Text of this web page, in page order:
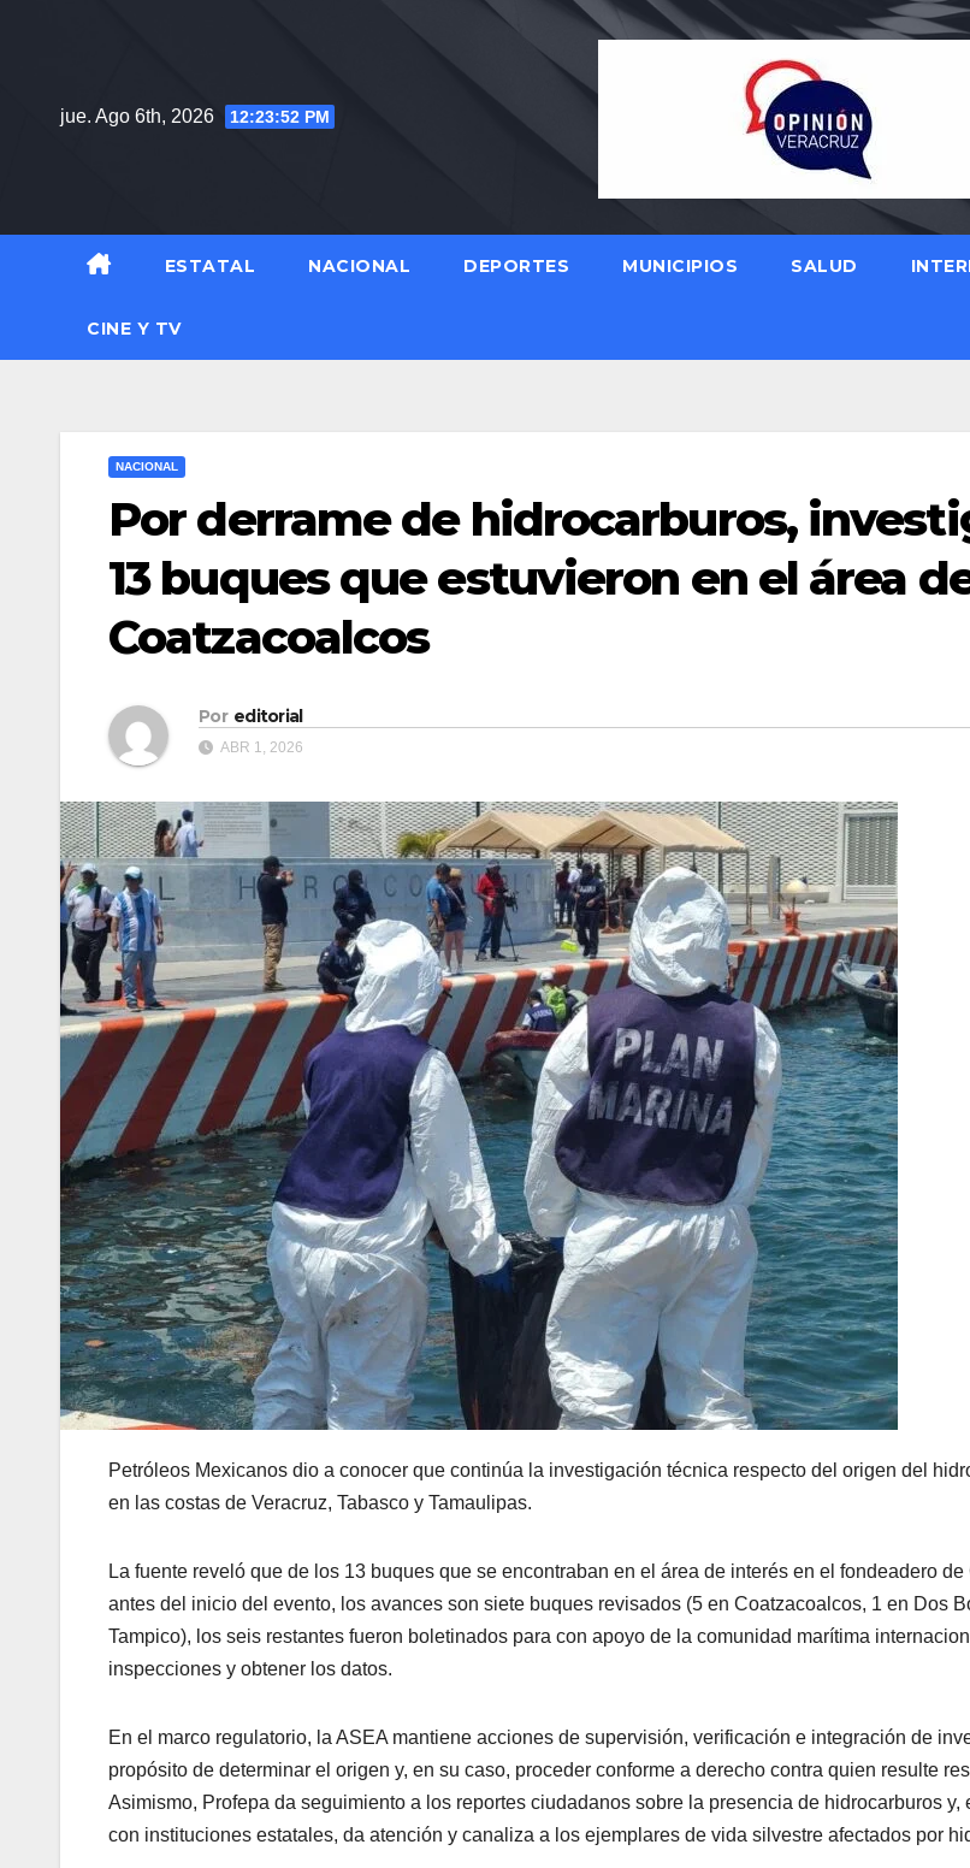
jue. Ago 6th, 2026
12:23:53 PM
ESTATAL NACIONAL DEPORTES MUNICIPIOS SALUD
CINE Y TV
NACIONAL
Por derrame de hidrocarburos,
13 buques que estuvieron en el área
Coatzacoalcos
Por editorial
ABR 1, 2026
Petróleos Mexicanos dio a conocer que continúa la investigación técnica respecto del origen del
en las costas de Veracruz, Tabasco y Tamaulipas.
La fuente reveló que de los 13 buques que se encontraban en el área de interés en el fondeadero
antes del inicio del evento, los avances son siete buques revisados (5 en Coatzacoalcos, 1 en Dos
Tampico), los seis restantes fueron boletinados para con apoyo de la comunidad marítima
inspecciones y obtener los datos.
En el marco regulatorio, la ASEA mantiene acciones de supervisión, verificación e integración de
propósito de determinar el origen y, en su caso, proceder conforme a derecho contra quien resulte
Asimismo, Profepa da seguimiento a los reportes ciudadanos sobre la presencia de hidrocarburos y,
con instituciones estatales, da atención y canaliza a los ejemplares de vida silvestre afectados por